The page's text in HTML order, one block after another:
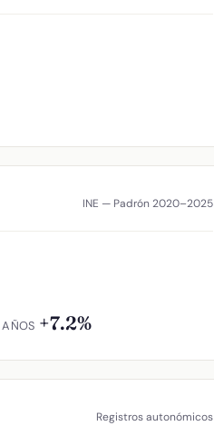
INE — Padrón 2020–2025
+7.2%
Registros autonómicos